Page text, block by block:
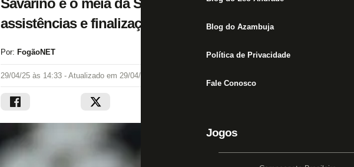
Blog do Azambuja
Política de Privacidade
Fale Conosco
Jogos
Savarino é o meia da Série A com mais gols com bola
assistências e finalizações na meta desde chegada ao
Por: FogãoNET
29/04/25 às 14:33 - Atualizado em 29/04/25 às 15:12